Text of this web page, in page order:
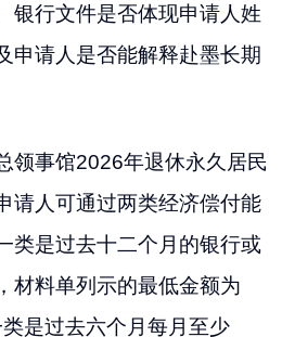
银行文件是否体现申请人姓
申请人是否能解释赴墨长期
领事馆2026年退休永久居民
请人可通过两类经济偿付能
类是过去十二个月的银行或
材料单列示的最低金额为
是过去六个月每月至少